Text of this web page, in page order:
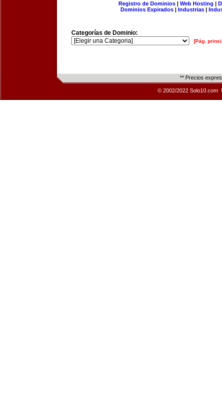
Registro de Dominios| Web Hosting |
Dominios Expirados | Industrias |
Categorías de Dominio:
[Pág.
** Precios
© 2002/2022 Solo10.com